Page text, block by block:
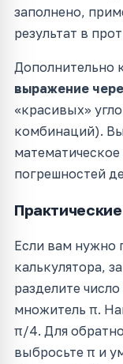
заполнено,
результат в
Дополнительно
выражение
«красивых»
комбинаций).
погрешностей
Если вам нужно
калькулятора,
разделите
множитель π.
π/4. Для
выбросьте π и